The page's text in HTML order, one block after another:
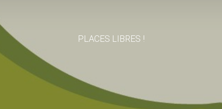
PLACES LIBRES !